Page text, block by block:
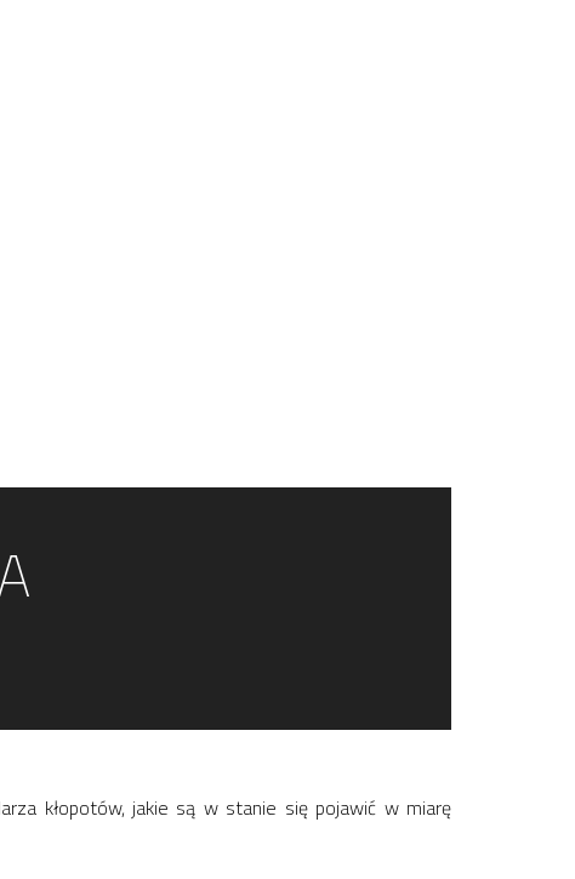
kłopotów, jakie są w stanie się pojawić w miarę